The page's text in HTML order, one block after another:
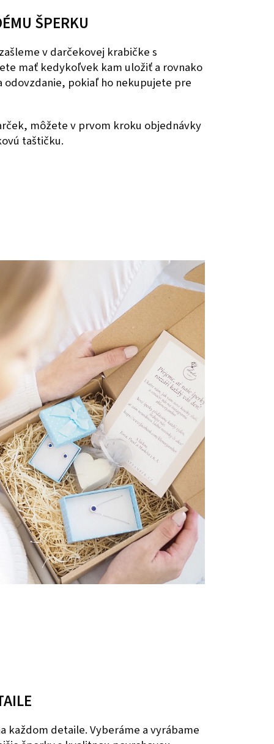
ŠPERKU
v darčekovej krabičke s
mať kedykoľvek kam uložiť a rovnako
odovzdanie, pokiaľ ho nekupujete pre
môžete v prvom kroku objednávky
taštičku.
každom detaile. Vyberáme a vyrábame